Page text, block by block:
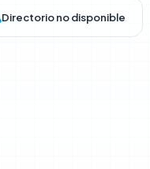
Directorio no disponible